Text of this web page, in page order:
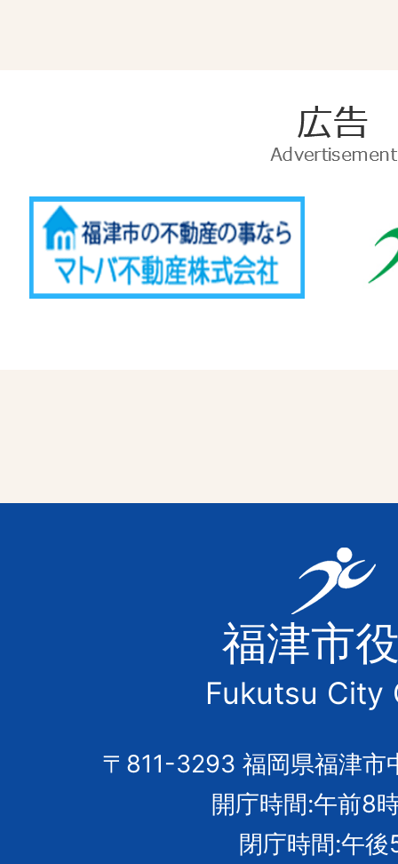
告
福
津
市
の
市
章
福津市
Fukutsu City
〒811-3293 福岡県福津市
開庁時間:午前8
閉庁時間:午後